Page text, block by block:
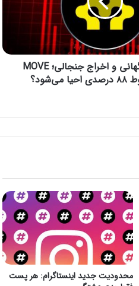
تغییر برند ناگهانی و اخراج جنجالی؛ MOVE
محدودیت جدید اینستاگرام: هر پست